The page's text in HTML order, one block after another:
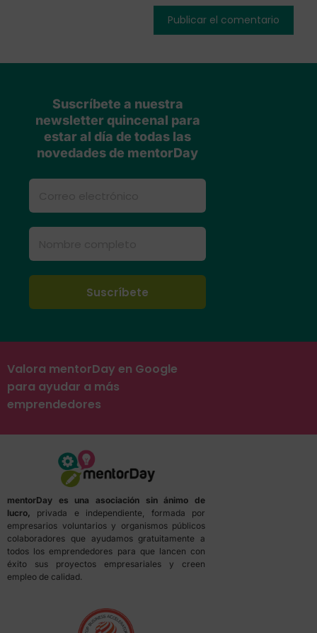
Suscríbete a nuestra
newsletter quincenal para
estar al día de todas las
novedades de mentorDay
Valora mentorDay en Google
para ayudar a más
emprendedores
mentorDay es una asociación sin ánimo de
lucro, privada e independiente, formada por
empresarios voluntarios y organismos públicos
colaboradores que ayudamos gratuitamente a
todos los emprendedores para que lancen con
éxito sus proyectos empresariales y creen
empleo de calidad.